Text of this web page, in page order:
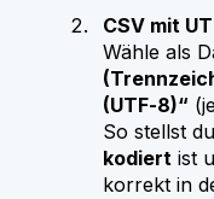
CSV mit
Wähle als
(UTF‑8)“
So stellst
kodiert ist
korrekt in